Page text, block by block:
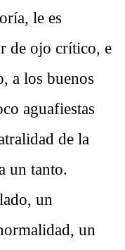
le es
de ojo crítico, e
a los buenos
aguafiestas
de la
un tanto.
un
un